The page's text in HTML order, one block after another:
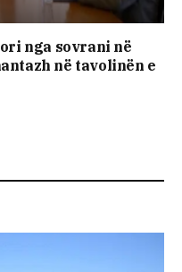
nga sovrani në
në tavolinën e